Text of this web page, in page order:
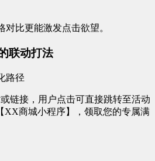
比更能激发点击欲望。
联动打法
路径
链接，用户点击可直接跳转至活动
XX商城小程序】，领取您的专属满